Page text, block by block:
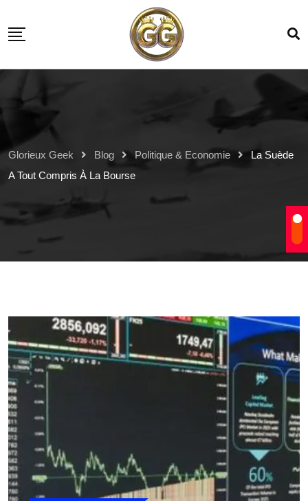
Glorieux Geek Blog Politique & Economie
La Suède
A Tout Compris À La Bourse